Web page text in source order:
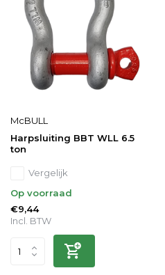
McBULL
Harpsluiting BBT WLL 6.5
ton
Vergelijk
Op voorraad
€9,44
Incl. BTW